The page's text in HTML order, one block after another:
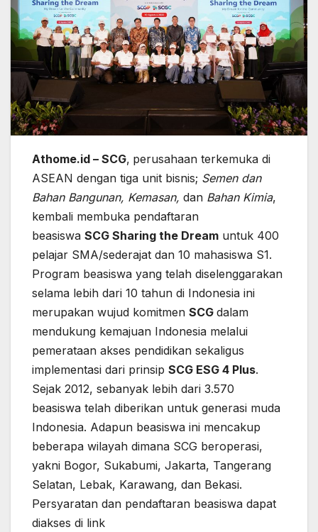
Athome.id – SCG, perusahaan terkemuka di
ASEAN dengan tiga unit bisnis; Semen dan
Bahan Bangunan, Kemasan, dan Bahan Kimia,
kembali membuka pendaftaran
beasiswa SCG Sharing the Dream untuk 400
pelajar SMA/sederajat dan 10 mahasiswa S1.
Program beasiswa yang telah diselenggarakan
selama lebih dari 10 tahun di Indonesia ini
merupakan wujud komitmen SCG dalam
mendukung kemajuan Indonesia melalui
pemerataan akses pendidikan sekaligus
implementasi dari prinsip SCG ESG 4 Plus.
Sejak 2012, sebanyak lebih dari 3.570
beasiswa telah diberikan untuk generasi muda
Indonesia. Adapun beasiswa ini mencakup
beberapa wilayah dimana SCG beroperasi,
yakni Bogor, Sukabumi, Jakarta, Tangerang
Selatan, Lebak, Karawang, dan Bekasi.
Persyaratan dan pendaftaran beasiswa dapat
diakses di link